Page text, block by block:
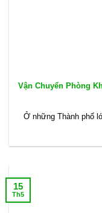
Vận Chuyển Phòng
Ở những Thành phố
15
Th5